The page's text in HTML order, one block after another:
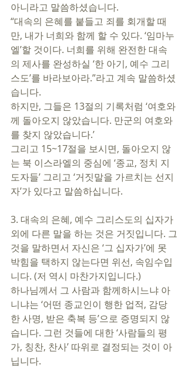
아니라고 말씀하셨습니다.
“대속의 은혜를 붙들고 죄를 회개할 때
만, 내가 너희와 함께 할 수 있다. ‘임마누
엘’할 것이다. 너희를 위해 완전한 대속
의 제사를 완성하실 ‘한 아기, 예수 그리
스도’를 바라보아라.”라고 계속 말씀하셨
습니다.
하지만, 그들은 13절의 기록처럼 ‘여호와
께 돌아오지 않았습니다. 만군의 여호와
를 찾지 않았습니다.’
그리고 15~17절을 보시면, 돌아오지 않
는 북 이스라엘의 중심에 ‘종교, 정치 지
도자들’ 그리고 ‘거짓말을 가르치는 선지
자’가 있다고 말씀하십니다.
3. 대속의 은혜, 예수 그리스도의 십자가
외에 다른 말을 하는 것은 거짓입니다. 그
것을 말하면서 자신은 ‘그 십자가’에 못
박힘을 택하지 않는다면 위선, 속임수입
니다. (저 역시 마찬가지입니다.)
하나님께서 그 사람과 함께하시느냐 아
니냐는 ‘어떤 종교인이 행한 업적, 감당
한 사명, 받은 축복 등’으로 증명되지 않
습니다. 그런 것들에 대한 ‘사람들의 평
가, 칭찬, 찬사’ 따위로 결정되는 것이 아
닙니다.